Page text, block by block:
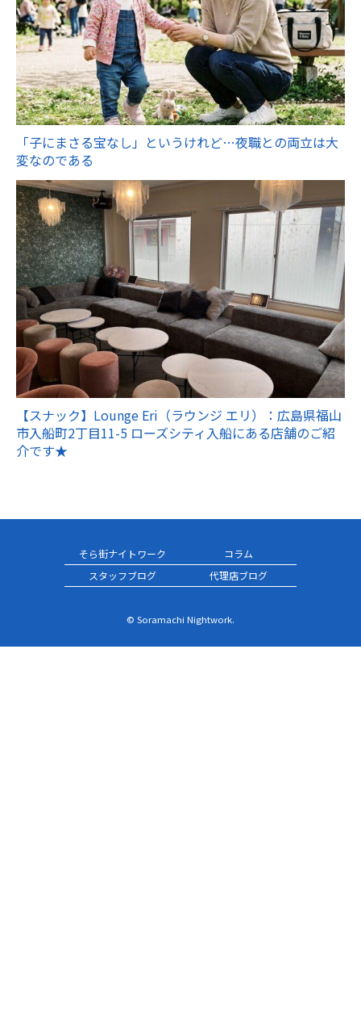
「子にまさる宝なし」というけれど…夜職との両立は大
変なのである
【スナック】Lounge Eri（ラウンジ エリ）：広島県福山
市入船町2丁目11-5 ローズシティ入船にある店舗のご紹
介です★
そら街ナイトワーク
コラム
スタッフブログ
代理店ブログ
© Soramachi Nightwork.